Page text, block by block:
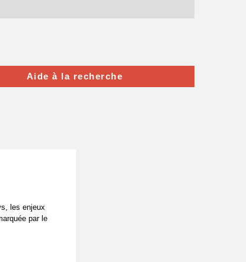
les enjeux
par le
Aide à la recherche